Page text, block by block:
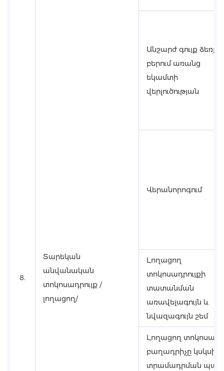
8.
Տարեկան
անվանական
տոկոսադրույք /
լողացող/
Անշարժ գույք ձեռք
բերում առանց
եկամտի
վերլուծության
Վերանորոգում
Լողացող
տոկոսադրույքի
տատանման
առավելագույն և
նվազագույն շեմ
Լողացող
բաղադրիչը կսկսի
տրամադրման